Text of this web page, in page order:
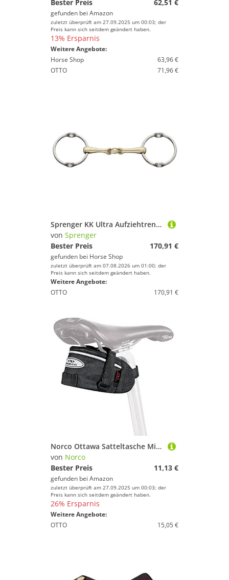
Bester Preis 62,51 €
gefunden bei Amazon
zuletzt überprüft am 27.09.2025 um 00:03; der
Preis kann sich seitdem geändert haben.
13% Ersparnis
Weitere Angebote:
Horse Shop
63,96 €
OTTO
71,96 €
Sprenger KK Ultra Aufziehtrense doppelt gebrochen 16mm
von Sprenger
Bester Preis
170,91 €
gefunden bei Horse Shop
zuletzt überprüft am 07.08.2026 um 01:00; der
Preis kann sich seitdem geändert haben.
Weitere Angebote:
OTTO
170,91 €
Norco Ottawa Satteltasche Mini, Schwarz, 7 x 7 x 14 cm, 0.4 Liter, 0230E
von Norco
Bester Preis
11,13 €
gefunden bei Amazon
zuletzt überprüft am 27.09.2025 um 00:03; der
Preis kann sich seitdem geändert haben.
26% Ersparnis
Weitere Angebote:
OTTO
15,05 €